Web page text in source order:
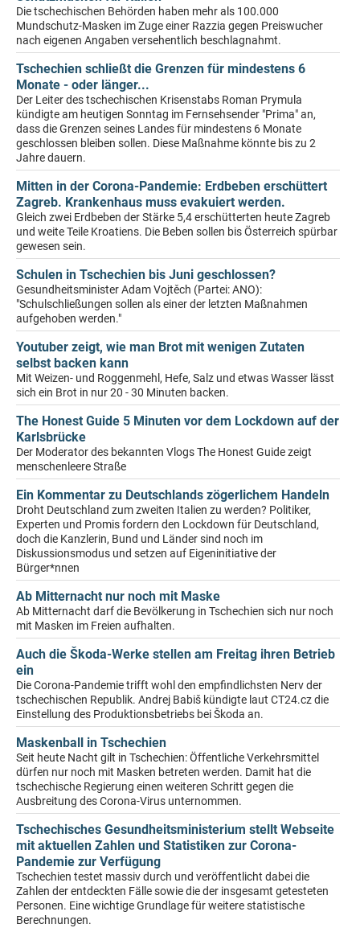
Die tschechischen Behörden haben mehr als 100.000
Mundschutz-Masken im Zuge einer Razzia gegen Preiswucher
nach eigenen Angaben versehentlich beschlagnahmt.
Tschechien schließt die Grenzen für mindestens 6
Monate - oder länger...
Der Leiter des tschechischen Krisenstabs Roman Prymula
kündigte am heutigen Sonntag im Fernsehsender "Prima" an,
dass die Grenzen seines Landes für mindestens 6 Monate
geschlossen bleiben sollen. Diese Maßnahme könnte bis zu 2
Jahre dauern.
Mitten in der Corona-Pandemie: Erdbeben erschüttert
Zagreb. Krankenhaus muss evakuiert werden.
Gleich zwei Erdbeben der Stärke 5,4 erschütterten heute Zagreb
und weite Teile Kroatiens. Die Beben sollen bis Österreich spürbar
gewesen sein.
Schulen in Tschechien bis Juni geschlossen?
Gesundheitsminister Adam Vojtěch (Partei: ANO):
"Schulschließungen sollen als einer der letzten Maßnahmen
aufgehoben werden."
Youtuber zeigt, wie man Brot mit wenigen Zutaten
selbst backen kann
Mit Weizen- und Roggenmehl, Hefe, Salz und etwas Wasser lässt
sich ein Brot in nur 20 - 30 Minuten backen.
The Honest Guide 5 Minuten vor dem Lockdown auf der
Karlsbrücke
Der Moderator des bekannten Vlogs The Honest Guide zeigt
menschenleere Straße
Ein Kommentar zu Deutschlands zögerlichem Handeln
Droht Deutschland zum zweiten Italien zu werden? Politiker,
Experten und Promis fordern den Lockdown für Deutschland,
doch die Kanzlerin, Bund und Länder sind noch im
Diskussionsmodus und setzen auf Eigeninitiative der
Bürger*nnen
Ab Mitternacht nur noch mit Maske
Ab Mitternacht darf die Bevölkerung in Tschechien sich nur noch
mit Masken im Freien aufhalten.
Auch die Škoda-Werke stellen am Freitag ihren Betrieb
ein
Die Corona-Pandemie trifft wohl den empfindlichsten Nerv der
tschechischen Republik. Andrej Babiš kündigte laut CT24.cz die
Einstellung des Produktionsbetriebs bei Škoda an.
Maskenball in Tschechien
Seit heute Nacht gilt in Tschechien: Öffentliche Verkehrsmittel
dürfen nur noch mit Masken betreten werden. Damit hat die
tschechische Regierung einen weiteren Schritt gegen die
Ausbreitung des Corona-Virus unternommen.
Tschechisches Gesundheitsministerium stellt Webseite
mit aktuellen Zahlen und Statistiken zur Corona-
Pandemie zur Verfügung
Tschechien testet massiv durch und veröffentlicht dabei die
Zahlen der entdeckten Fälle sowie die der insgesamt getesteten
Personen. Eine wichtige Grundlage für weitere statistische
Berechnungen.